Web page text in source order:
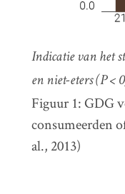
Indicatie van het
en niet-eters (P <
Figuur 1: GDG
consumeerden
al., 2013)